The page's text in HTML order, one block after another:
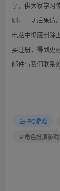
享，供大家学习
则，一切后果请
电脑中彻底删除
买注册，得到更
邮件与我们联系
PC游戏
# 角色扮演游戏